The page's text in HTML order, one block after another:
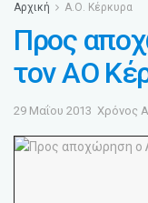
Αρχική Α.Ο. Κέρκυρα
Προς
τον ΑΟ
29 Μαΐου 2013 Χρόνος